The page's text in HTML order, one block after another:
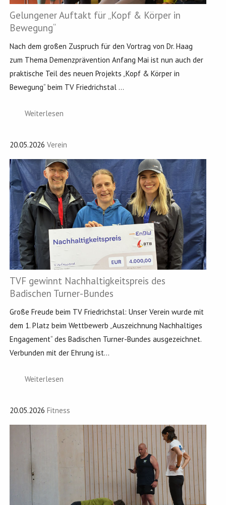
Gelungener Auftakt für „Kopf & Körper in
Bewegung“
Nach dem großen Zuspruch für den Vortrag von Dr. Haag
zum Thema Demenzprävention Anfang Mai ist nun auch der
praktische Teil des neuen Projekts „Kopf & Körper in
Bewegung“ beim TV Friedrichstal ...
Weiterlesen
20.05.2026 Verein
TVF gewinnt Nachhaltigkeitspreis des
Badischen Turner-Bundes
Große Freude beim TV Friedrichstal: Unser Verein wurde mit
dem 1. Platz beim Wettbewerb „Auszeichnung Nachhaltiges
Engagement“ des Badischen Turner-Bundes ausgezeichnet.
Verbunden mit der Ehrung ist...
Weiterlesen
20.05.2026 Fitness